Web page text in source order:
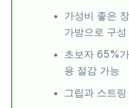
가성비 좋은
가방으로 구성
초보자 65%
용 절감 가능
그립과 스트